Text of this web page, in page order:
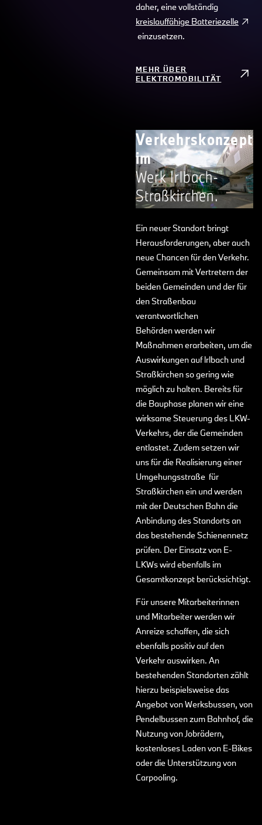
daher, eine vollständig
kreislauffähige Batteriezelle
einzusetzen.
MEHR ÜBER
ELEKTROMOBILITÄT
Verkehrskonzept
im
Werk Irlbach-
Straßkirchen.
Ein neuer Standort bringt
Herausforderungen, aber auch
neue Chancen für den Verkehr.
Gemeinsam mit Vertretern der
beiden Gemeinden und der für
den Straßenbau
verantwortlichen
Behörden werden wir
Maßnahmen erarbeiten, um die
Auswirkungen auf lrlbach und
Straßkirchen so gering wie
möglich zu halten. Bereits für
die Bauphase planen wir eine
wirksame Steuerung des LKW-
Verkehrs, der die Gemeinden
entlastet. Zudem setzen wir
uns für die Realisierung einer
Umgehungsstraße für
Straßkirchen ein und werden
mit der Deutschen Bahn die
Anbindung des Standorts an
das bestehende Schienennetz
prüfen. Der Einsatz von E-
LKWs wird ebenfalls im
Gesamtkonzept berücksichtigt.
Für unsere Mitarbeiterinnen
und Mitarbeiter werden wir
Anreize schaffen, die sich
ebenfalls positiv auf den
Verkehr auswirken. An
bestehenden Standorten zählt
hierzu beispielsweise das
Angebot von Werksbussen, von
Pendelbussen zum Bahnhof, die
Nutzung von Jobrädern,
kostenloses Laden von E-Bikes
oder die Unterstützung von
Carpooling.